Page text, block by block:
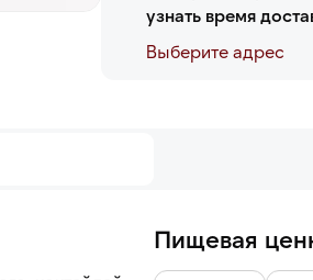
узнать время
Выберите адреc
Пищевая